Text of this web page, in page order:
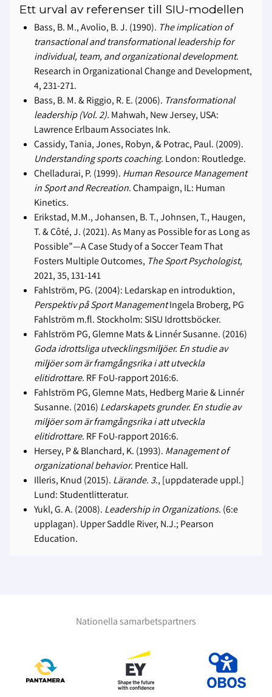
Ett urval av referenser till SIU-modellen
Bass, B. M., Avolio, B. J. (1990). The implication of
transactional and transformational leadership for
individual, team, and organizational development.
Research in Organizational Change and Development,
4, 231-271.
Bass, B. M. & Riggio, R. E. (2006). Transformational
leadership (Vol. 2). Mahwah, New Jersey, USA:
Lawrence Erlbaum Associates Ink.
Cassidy, Tania, Jones, Robyn, & Potrac, Paul. (2009).
Understanding sports coaching. London: Routledge.
Chelladurai, P. (1999). Human Resource Management
in Sport and Recreation. Champaign, IL: Human
Kinetics.
Erikstad, M.M., Johansen, B. T., Johnsen, T., Haugen,
T. & Côté, J. (2021). As Many as Possible for as Long as
Possible”—A Case Study of a Soccer Team That
Fosters Multiple Outcomes, The Sport Psychologist,
2021, 35, 131-141
Fahlström, PG. (2004): Ledarskap en introduktion,
Perspektiv på Sport ManagementIngela Broberg, PG
Fahlström m.fl. Stockholm: SISU Idrottsböcker.
Fahlström PG, Glemne Mats & Linnér Susanne. (2016)
Goda idrottsliga utvecklingsmiljöer. En studie av
miljöer som är framgångsrika i att utveckla
elitidrottare. RF FoU-rapport 2016:6.
Fahlström PG, Glemne Mats, Hedberg Marie & Linnér
Susanne. (2016) Ledarskapets grunder. En studie av
miljöer som är framgångsrika i att utveckla
elitidrottare. RF FoU-rapport 2016:6.
Hersey, P & Blanchard, K. (1993). Management of
organizational behavior. Prentice Hall.
Illeris, Knud (2015). Lärande. 3., [uppdaterade uppl.]
Lund: Studentlitteratur.
Yukl, G. A. (2008). Leadership in Organizations. (6:e
upplagan). Upper Saddle River, N.J.; Pearson
Education.
Nationella samarbetspartners